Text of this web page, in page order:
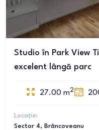
Studio în Park View
excelent lângă parc
27.00 m2
Locație:
Sector 4, Brâncoveanu